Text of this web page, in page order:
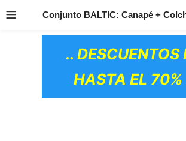
.. DESCUENTOS
HASTA EL 70%
Conjunto BALTIC: Canapé +